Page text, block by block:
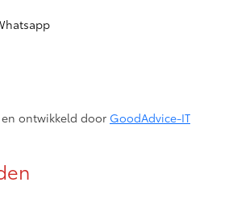
ontwikkeld door GoodAdvice-IT